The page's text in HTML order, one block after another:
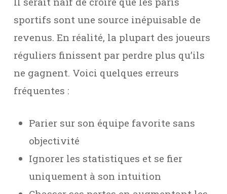
sportifs sont une source inépuisable de
revenus. En réalité, la plupart des joueurs
réguliers finissent par perdre plus qu’ils
ne gagnent. Voici quelques erreurs
fréquentes :
Parier sur son équipe favorite sans
objectivité
Ignorer les statistiques et se fier
uniquement à son intuition